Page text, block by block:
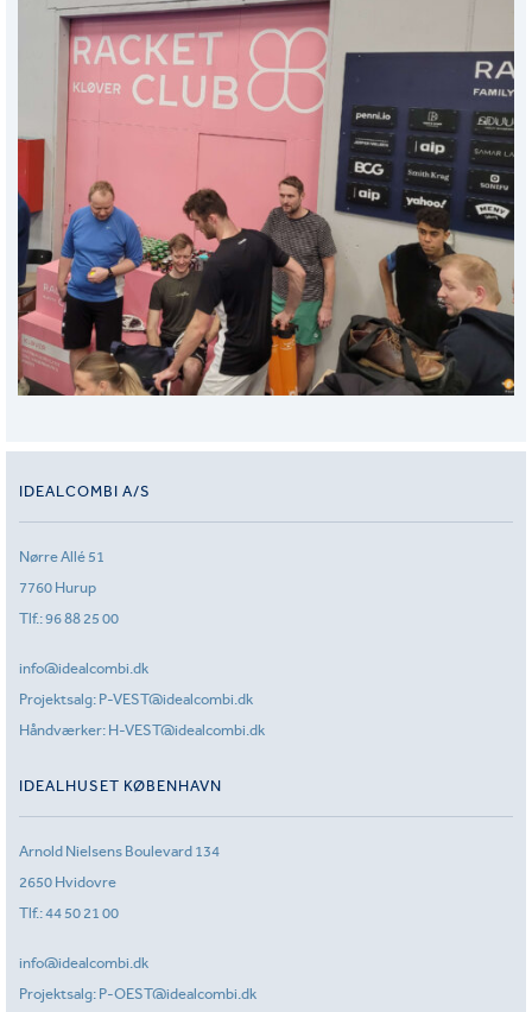
IDEALCOMBI A/S
Nørre Allé 51
7760 Hurup
Tlf.:96 88 25 00
info@idealcombi.dk
Projektsalg: P-VEST@idealcombi.dk
Håndværker: H-VEST@idealcombi.dk
IDEALHUSET KØBENHAVN
Arnold Nielsens Boulevard 134
2650 Hvidovre
Tlf.:44 50 21 00
info@idealcombi.dk
Projektsalg: P-OEST@idealcombi.dk